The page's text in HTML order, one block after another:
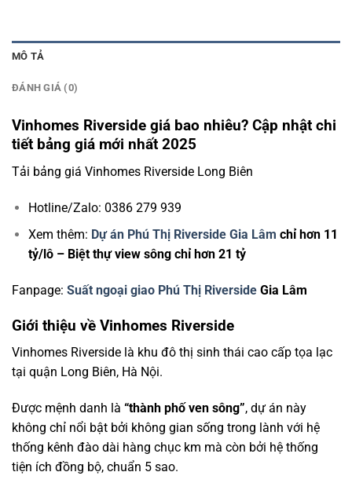
MÔ TẢ
ĐÁNH GIÁ (0)
Vinhomes Riverside giá bao nhiêu? Cập nhật chi
tiết bảng giá mới nhất 2025
Tải bảng giá Vinhomes Riverside Long Biên
Hotline/Zalo: 0386 279 939
Xem thêm: Dự án Phú Thị Riverside Gia Lâm chỉ hơn 11
tỷ/lô – Biệt thự view sông chỉ hơn 21 tỷ
Fanpage: Suất ngoại giao Phú Thị Riverside Gia Lâm
Giới thiệu về Vinhomes Riverside
Vinhomes Riverside là khu đô thị sinh thái cao cấp tọa lạc
tại quận Long Biên, Hà Nội.
Được mệnh danh là “thành phố ven sông”, dự án này
không chỉ nổi bật bởi không gian sống trong lành với hệ
thống kênh đào dài hàng chục km mà còn bởi hệ thống
tiện ích đồng bộ, chuẩn 5 sao.